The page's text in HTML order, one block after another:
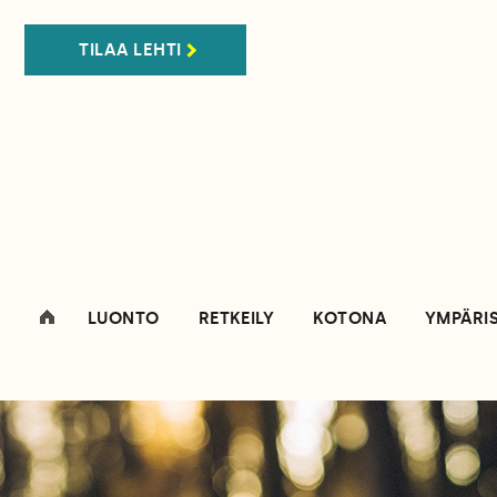
TILAA LEHTI
LUONTO RETKEILY KOTONA